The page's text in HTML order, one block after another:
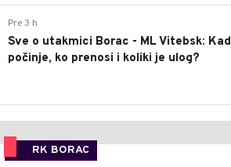
Pre 3 h
Sve o utakmici Borac - ML Vitebsk: Kad
počinje, ko prenosi i koliki je ulog?
RK BORAC